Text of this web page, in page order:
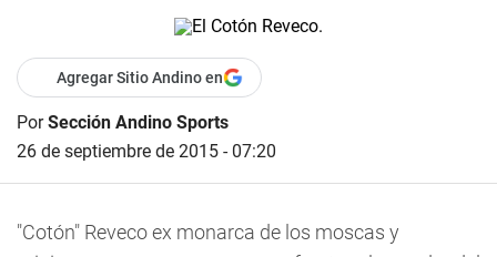
Agregar Sitio Andino en
PorSección Andino Sports
26 de septiembre de 2015 - 07:20
"Cotón" Reveco ex monarca de los moscas y